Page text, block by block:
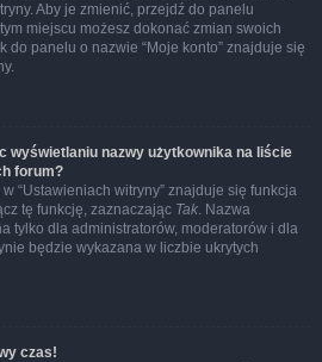
Aby je zmienić, przejdź do panelu
miejscu możesz dokonać zmian swoich
do panelu o nazwie “Moje konto” znajduje się
wyświetlaniu nazwy użytkownika na liście
forum?
“Ustawieniach witryny” znajduje się funkcja
tę funkcję, zaznaczając Tak. Nazwa
tylko dla administratorów, moderatorów i dla
będzie wykazana w liczbie ukrytych
czas!